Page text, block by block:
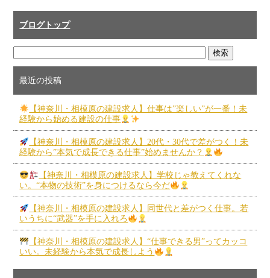
ブログトップ
最近の投稿
【神奈川・相模原の建設求人】仕事は”楽しい”が一番！未
経験から始める建設の仕事
【神奈川・相模原の建設求人】20代・30代で差がつく！未
経験から”本気で成長できる仕事”始めませんか？
【神奈川・相模原の建設求人】学校じゃ教えてくれな
い。“本物の技術”を身につけるなら今だ
【神奈川・相模原の建設求人】同世代と差がつく仕事。若
いうちに“武器”を手に入れろ
【神奈川・相模原の建設求人】“仕事できる男”ってカッコ
いい。未経験から本気で成長しよう